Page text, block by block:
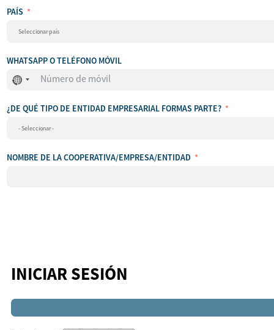
PAÍS
WHATSAPP O TELÉFONO MÓVIL
No
se
seleccionado
ningún
¿DE QUÉ TIPO DE ENTIDAD EMPRESARIAL FORMAS PARTE?
NOMBRE DE LA COOPERATIVA/EMPRESA/ENTIDAD
INICIAR SESIÓN